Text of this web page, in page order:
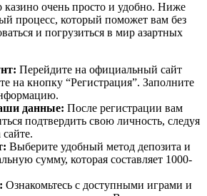
казино очень просто и удобно. Ниже
процесс, который поможет вам без
и погрузиться в мир азартных
Перейдите на официальный сайт
на кнопку “Регистрация”. Заполните
данные: После регистрации вам
подтвердить свою личность, следуя
Выберите удобный метод депозита и
сумму, которая составляет 1000-
Ознакомьтесь с доступными играми и